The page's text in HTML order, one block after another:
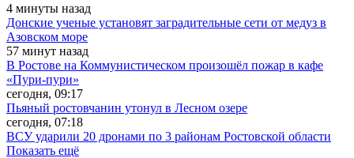
4 минуты назад
Донские ученые установят заградительные сети от медуз в
Азовском море
57 минут назад
В Ростове на Коммунистическом произошёл пожар в кафе
«Пури-пури»
сегодня, 09:17
Пьяный ростовчанин утонул в Лесном озере
сегодня, 07:18
ВСУ ударили 20 дронами по 3 районам Ростовской области
Показать ещё